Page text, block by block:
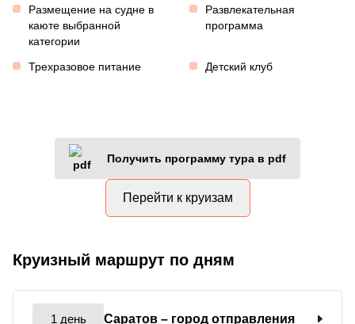
Размещение на судне в
каюте выбранной
категории
Развлекательная
программа
Трехразовое питание Детский клуб
Получить программу тура в pdf
Перейти к круизам
Круизный маршрут по дням
1 день Саратов – город отправления